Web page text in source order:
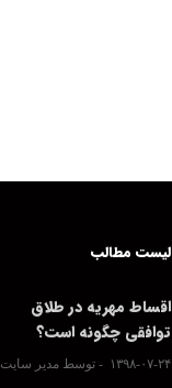
لیست مطالب
اقساط مهریه در طلاق
توافقی چگونه است؟
۱۳۹۸-۰۷-۲۴ توسط مدیر سایت